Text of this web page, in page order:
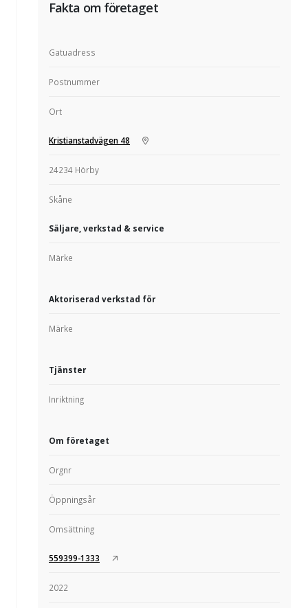
Fakta om företaget
Gatuadress
Postnummer
Ort
Kristianstadvägen 48
24234 Hörby
Skåne
Säljare, verkstad & service
Märke
Aktoriserad verkstad för
Märke
Tjänster
Inriktning
Om företaget
Orgnr
Öppningsår
Omsättning
559399-1333
2022